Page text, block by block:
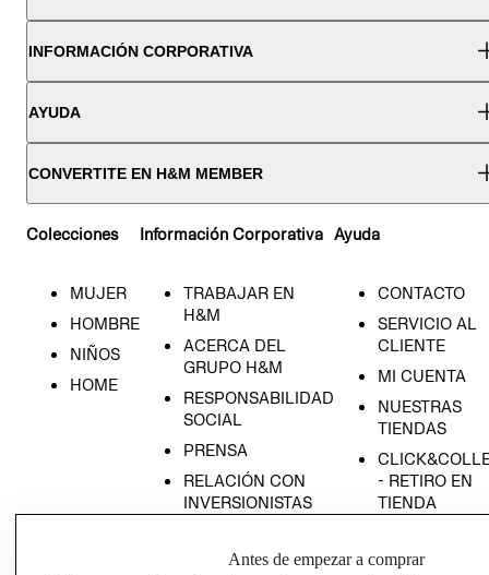
INFORMACIÓN CORPORATIVA
AYUDA
CONVERTITE EN H&M MEMBER
Colecciones
MUJER
HOMBRE
NIÑOS
HOME
Información Corporativa
TRABAJAR EN
H&M
ACERCA DEL
GRUPO H&M
RESPONSABILIDAD
SOCIAL
PRENSA
RELACIÓN CON
INVERSIONISTAS
EMPRESARIAL
Ayuda
CONTACTO
SERVICIO AL
CLIENTE
MI CUENTA
NUESTRAS
TIENDAS
- RETIRO EN
TIENDA
CONDICIONES
Antes de empezar a comprar